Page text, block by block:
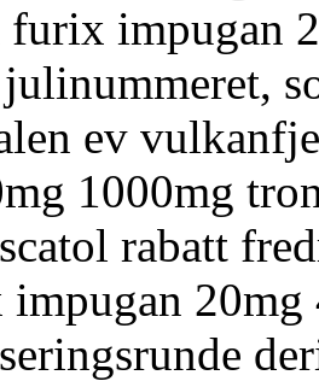
impugan
ev
1000mg
rabatt
20mg